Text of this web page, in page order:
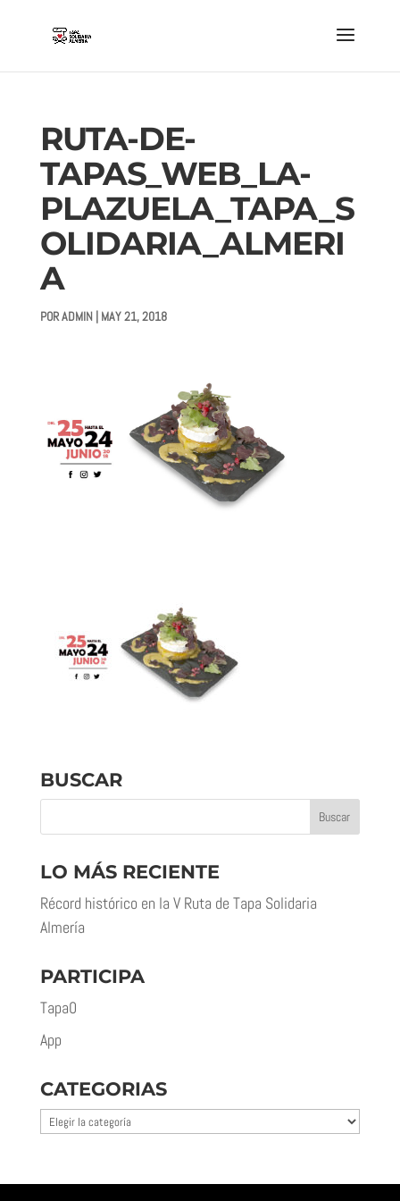
RUTA-DE-
TAPAS_WEB_LA-
PLAZUELA_TAPA_S
OLIDARIA_ALMERI
A
PORADMIN| MAY 21, 2018
BUSCAR
LO MÁS RECIENTE
Récord histórico en la V Ruta de Tapa Solidaria
Almería
PARTICIPA
Tapa0
App
CATEGORIAS
Categorias